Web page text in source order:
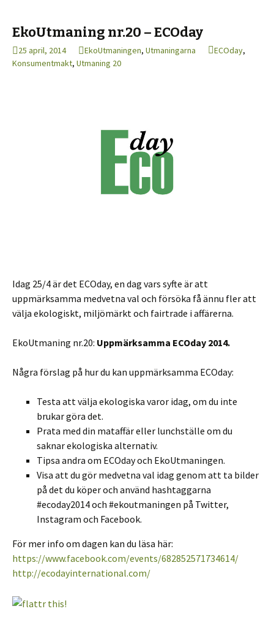
EkoUtmaning nr.20 – ECOday
25 april, 2014 EkoUtmaningen, Utmaningarna ECOday,
Konsumentmakt, Utmaning 20
Idag 25/4 är det ECOday, en dag vars syfte är att
uppmärksamma medvetna val och försöka få ännu fler att
välja ekologiskt, miljömärkt och fairtrade i affärerna.
EkoUtmaning nr.20: Uppmärksamma ECOday 2014.
Några förslag på hur du kan uppmärksamma ECOday:
Testa att välja ekologiska varor idag, om du inte
brukar göra det.
Prata med din mataffär eller lunchställe om du
saknar ekologiska alternativ.
Tipsa andra om ECOday och EkoUtmaningen.
Visa att du gör medvetna val idag genom att ta bilder
på det du köper och använd hashtaggarna
#ecoday2014 och #ekoutmaningen på Twitter,
Instagram och Facebook.
För mer info om dagen kan du läsa här:
https://www.facebook.com/events/682852571734614/
http://ecodayinternational.com/